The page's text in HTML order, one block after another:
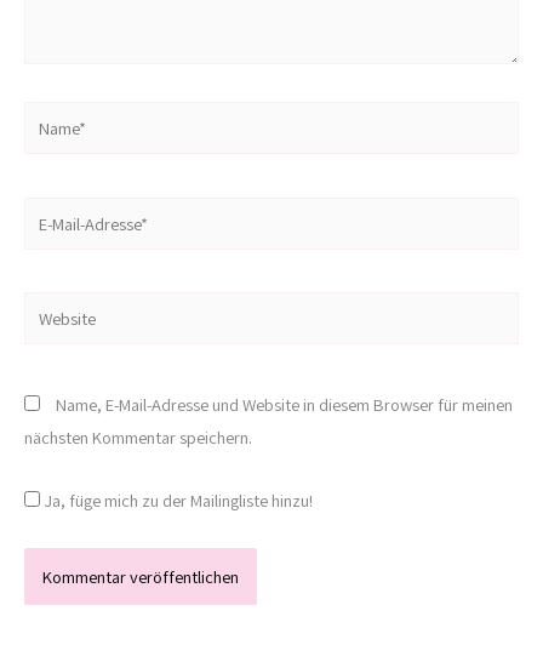
Website
Name, E-Mail-Adresse und Website in diesem Browser für meinen
nächsten Kommentar speichern.
Ja, füge mich zu der Mailingliste hinzu!